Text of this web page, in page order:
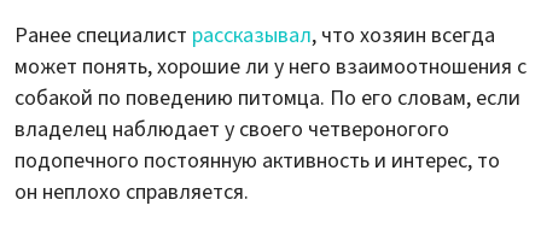
Ранее специалист рассказывал, что хозяин всегда
может понять, хорошие ли у него взаимоотношения с
собакой по поведению питомца. По его словам, если
владелец наблюдает у своего четвероногого
подопечного постоянную активность и интерес, то
он неплохо справляется.